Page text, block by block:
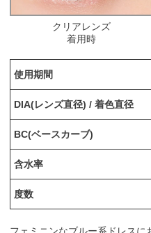
クリアレンズ
着用時
使用期間
DIA(レンズ直径) / 着色直径
BC(ベースカーブ)
含水率
度数
フェミニンなブルー系ドレスに